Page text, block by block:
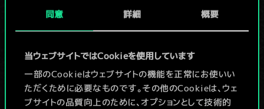
同意 詳細 概要
当ウェブサイトではCookieを使用しています
一部のCookieはウェブサイトの機能を正常にお使いい
ただくために必要なものです。その他のCookieは、ウェ
ブサイトの品質向上のために、オプションとして技術的
か共有デッキがあ
りませんが、
続々追加中！